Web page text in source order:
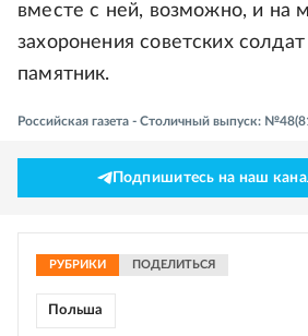
вместе с ней, возможно, и на
захоронения советских солдат
памятник.
Российская газета - Столичный выпуск:
Подпишитесь на наш
РУБРИКИ ПОДЕЛИТЬСЯ
Польша